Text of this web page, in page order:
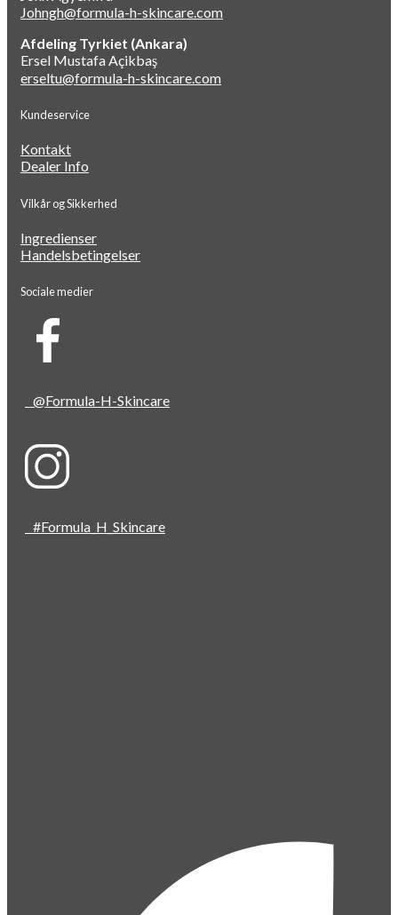
Johngh@formula-h-skincare.com
Afdeling Tyrkiet (Ankara)
Ersel Mustafa Açikbaş
erseltu@formula-h-skincare.com
Kundeservice
Kontakt
Dealer Info
Vilkår og Sikkerhed
Ingredienser
Handelsbetingelser
Sociale medier
@Formula-H-Skincare
#Formula_H_Skincare